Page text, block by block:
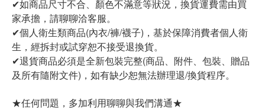
✔如商品尺寸不合、顏色不滿意等狀況，換貨運費需由買
家承擔，請聊聊洽客服。
✔個人衛生類商品(內衣/褲/襪子)，基於保障消費者個人衛
生，經拆封或試穿恕不接受退換貨。
✔退貨商品必須是全新包裝完整(商品、附件、包裝、贈品
及所有隨附文件)，如有缺少恕無法辦理退/換貨程序。
★任何問題，多加利用聊聊與我們溝通★